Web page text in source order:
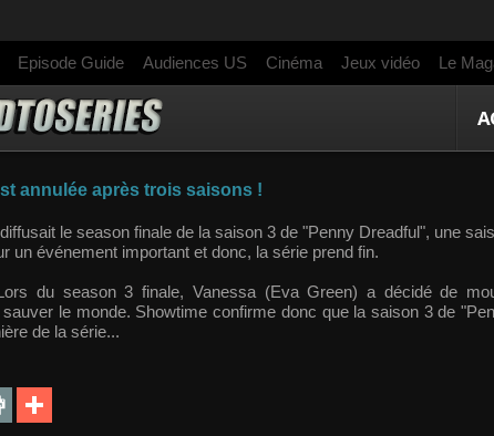
Episode Guide Audiences US Cinéma Jeux vidéo Le
annulée après trois saisons !
le season finale de la saison 3 de "Penny Dreadful", une
un événement important et donc, la série prend fin.
du season 3 finale, Vanessa (Eva Green) a décidé de
le monde. Showtime confirme donc que la saison 3 de
de la série...